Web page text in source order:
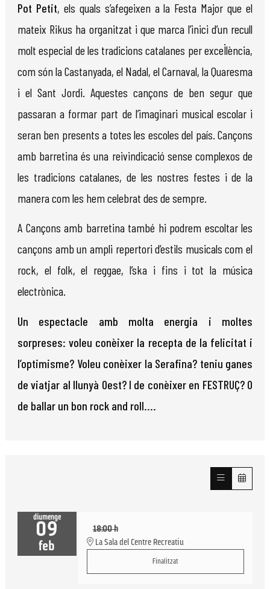
Pot Petit, els quals s’afegeixen a la Festa Major que el
mateix Rikus ha organitzat i que marca l’inici d’un recull
molt especial de les tradicions catalanes per excel·lència,
com són la Castanyada, el Nadal, el Carnaval, la Quaresma
i el Sant Jordi. Aquestes cançons de ben segur que
passaran a formar part de l’imaginari musical escolar i
seran ben presents a totes les escoles del país. Cançons
amb barretina és una reivindicació sense complexos de
les tradicions catalanes, de les nostres festes i de la
manera com les hem celebrat des de sempre.
A Cançons amb barretina també hi podrem escoltar les
cançons amb un ampli repertori d’estils musicals com el
rock, el folk, el reggae, l’ska i fins i tot la música
electrònica.
Un espectacle amb molta energia i moltes
sorpreses: voleu conèixer la recepta de la felicitat i
l’optimisme? Voleu conèixer la Serafina? teniu ganes
de viatjar al llunyà Oest? I de conèixer en FESTRUÇ? O
de ballar un bon rock and roll....
diumenge
09
feb
18:00 h
La Sala del Centre Recreatiu
Finalitzat